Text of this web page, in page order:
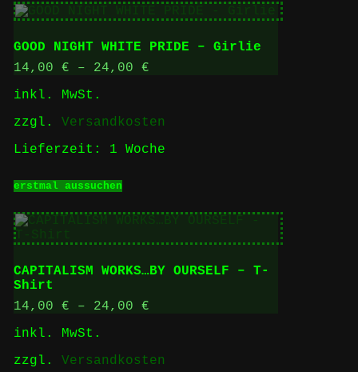
mehrere
Varianten
Die
Optionen
Produktseite
werden
GOOD NIGHT WHITE PRIDE – Girlie
14,00 € – 24,00 €
inkl. MwSt.
zzgl. Versandkosten
Lieferzeit: 1 Woche
erstmal aussuchenProdukt
mehrere
auf.
Die
Optionen
auf
werden
CAPITALISM WORKS…BY OURSELF – T-
Shirt
14,00 € – 24,00 €
inkl. MwSt.
zzgl. Versandkosten